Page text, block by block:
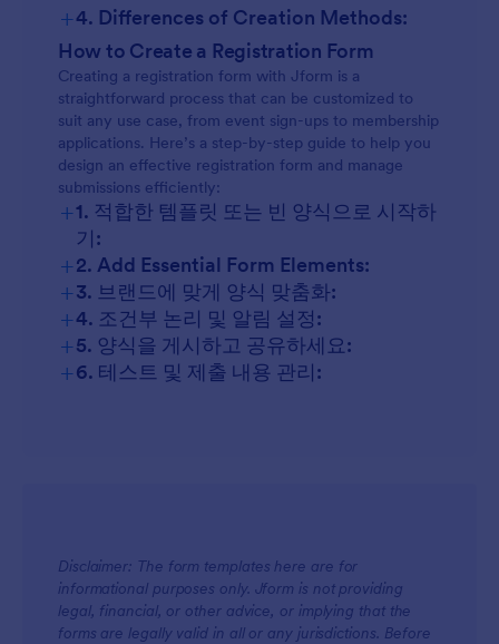
+4. Differences of Creation Methods:
How to Create a Registration Form
Creating a registration form with Jform is a
straightforward process that can be customized to
suit any use case, from event sign-ups to membership
applications. Here’s a step-by-step guide to help you
design an effective registration form and manage
submissions efficiently:
+1. 적합한 템플릿 또는 빈 양식으로 시작하
기:
+2. Add Essential Form Elements:
+3. 브랜드에 맞게 양식 맞춤화:
+4. 조건부 논리 및 알림 설정:
+5. 양식을 게시하고 공유하세요:
+6. 테스트 및 제출 내용 관리:
Disclaimer: The form templates here are for
informational purposes only. Jform is not providing
legal, financial, or other advice, or implying that the
forms are legally valid in all or any jurisdictions. Before